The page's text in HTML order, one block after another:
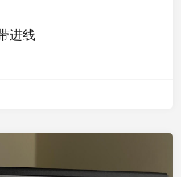
进线